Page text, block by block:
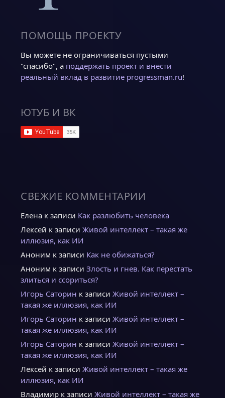
ПОМОЩЬ ПРОЕКТУ
Вы можете не ограничиваться пустыми
"спасибо", а поддержать проект и внести
реальный вклад в развитие progressman.ru!
ЮТУБ И ВК
СВЕЖИЕ КОММЕНТАРИИ
Елена к записи Как разлюбить человека
Лексей к записи Живой интеллект – такая же
иллюзия, как ИИ
Аноним к записи Как не обижаться?
Аноним к записи Злость и гнев. Как перестать
злиться и ссориться?
Игорь Саторин к записи Живой интеллект –
такая же иллюзия, как ИИ
Игорь Саторин к записи Живой интеллект –
такая же иллюзия, как ИИ
Игорь Саторин к записи Живой интеллект –
такая же иллюзия, как ИИ
Лексей к записи Живой интеллект – такая же
иллюзия, как ИИ
Владимир к записи Живой интеллект – такая же